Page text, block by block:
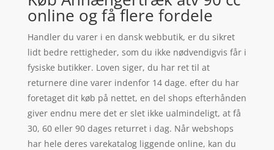
online og få flere fordele
Handler du varer i en dansk webbutik, er du sikret
lidt bedre rettigheder, som du ikke nødvendigvis får i
fysiske butikker. Loven siger, du har ret til at
returnere dine varer indenfor 14 dage. efter du har
foretaget dit køb på nettet, en del shops efterhånden
giver endnu mere det er slet ikke ualmindeligt, at få
30, 60 eller 90 dages returret i dag. Når webshops
har hele deres varekatalog liggende online, kan du